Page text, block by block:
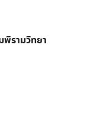
รามวิทยา